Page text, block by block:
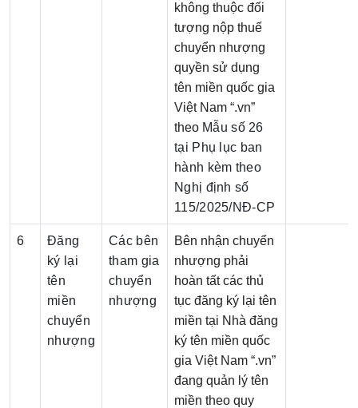
không thuộc đối
tượng nộp thuế
chuyển nhượng
quyền sử dụng
tên miền quốc gia
Việt Nam “.vn”
theo Mẫu số 26
tại Phụ lục ban
hành kèm theo
Nghị định số
115/2025/NĐ-CP
6
Đăng
ký lại
tên
miền
chuyển
nhượng
Các bên
tham gia
chuyển
nhượng
Bên nhận chuyển
nhượng phải
hoàn tất các thủ
tục đăng ký lại tên
miền tại Nhà đăng
ký tên miền quốc
gia Việt Nam “.vn”
đang quản lý tên
miền theo quy